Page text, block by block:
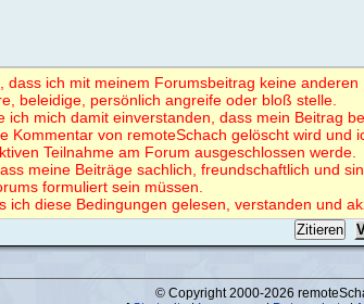
dass ich mit meinem Forumsbeitrag keine
beleidige, persönlich angreife oder bloß stelle.
ich mich damit einverstanden, dass mein Beitrag
Kommentar von remoteSchach gelöscht wird und
Teilnahme am Forum ausgeschlossen werde.
meine Beiträge sachlich, freundschaftlich und
formuliert sein müssen.
ich diese Bedingungen gelesen, verstanden und
© Copyright 2000-2026